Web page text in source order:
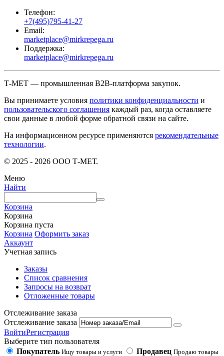
Телефон:
+7(495)795-41-27
Email:
marketplace@mirkrepega.ru
Поддержка:
marketplace@mirkrepega.ru
Т-МЕТ — промышленная B2B-платформа закупок.
Вы принимаете условия политики конфиденциальности и
пользовательского соглашения каждый раз, когда оставляете
свои данные в любой форме обратной связи на сайте.
На информационном ресурсе применяются рекомендательные
технологии.
© 2025 - 2026 ООО Т-МЕТ.
Меню
Найти
Корзина
Корзина
Корзина пуста
Корзина Оформить заказ
Аккаунт
Учетная запись
Заказы
Список сравнения
Запросы на возврат
Отложенные товары
Отслеживание заказа
Отслеживание заказа
ВойтиРегистрация
Выберите тип пользователя
Покупатель Ищу товары и услуги Продавец Продаю товары